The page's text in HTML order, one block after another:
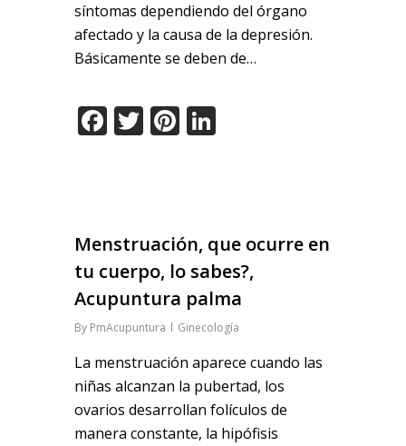
síntomas dependiendo del órgano
afectado y la causa de la depresión.
Básicamente se deben de…
Facebook
TwitterPinterest
Menstruación, que ocurre en
tu cuerpo, lo sabes?,
Acupuntura palma
By PmAcupuntura Ginecología
La menstruación aparece cuando las
niñas alcanzan la pubertad, los
ovarios desarrollan folículos de
manera constante, la hipófisis